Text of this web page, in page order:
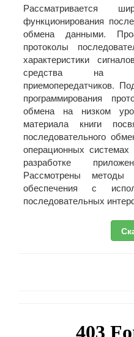
Рассматривается
функционирования
обмена данными.
протоколы
характеристики
средства на
приемопередатчиков.
программирования
обмена на низком
материала книги
последовательного
операционных
разработке
Рассмотрены методы
обеспечения с
последовательных